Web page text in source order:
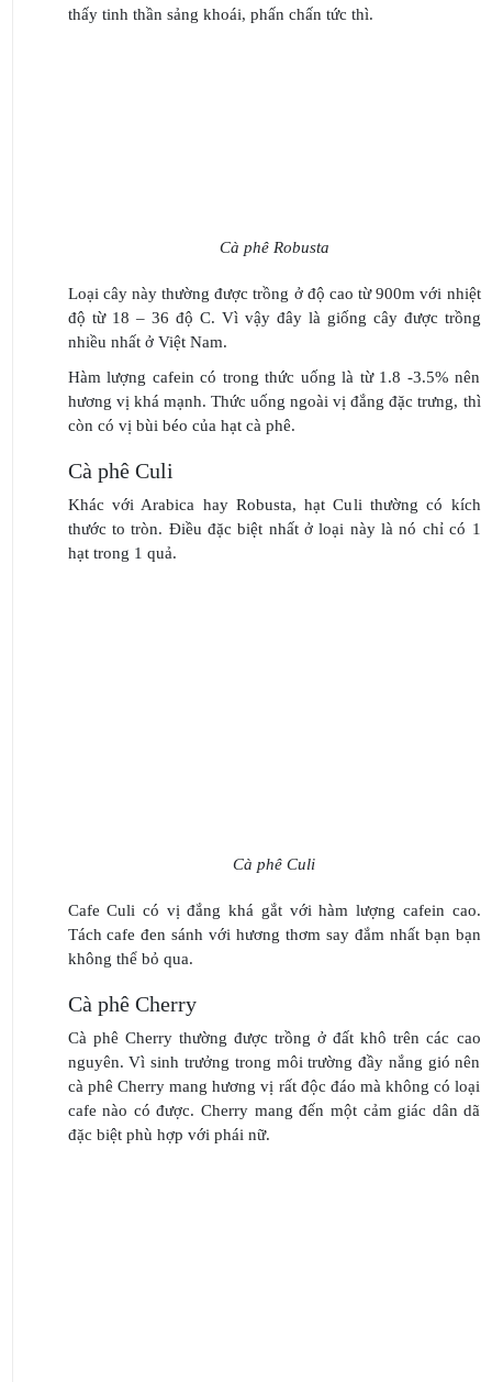
thấy tinh thần sảng khoái, phấn chấn tức thì.
Cà phê Robusta
Loại cây này thường được trồng ở độ cao từ 900m với nhiệt
độ từ 18 – 36 độ C. Vì vậy đây là giống cây được trồng
nhiều nhất ở Việt Nam.
Hàm lượng cafein có trong thức uống là từ 1.8 -3.5% nên
hương vị khá mạnh. Thức uống ngoài vị đắng đặc trưng, thì
còn có vị bùi béo của hạt cà phê.
Cà phê Culi
Khác với Arabica hay Robusta, hạt Culi thường có kích
thước to tròn. Điều đặc biệt nhất ở loại này là nó chỉ có 1
hạt trong 1 quả.
Cà phê Culi
Cafe Culi có vị đắng khá gắt với hàm lượng cafein cao.
Tách cafe đen sánh với hương thơm say đắm nhất bạn bạn
không thể bỏ qua.
Cà phê Cherry
Cà phê Cherry thường được trồng ở đất khô trên các cao
nguyên. Vì sinh trưởng trong môi trường đầy nắng gió nên
cà phê Cherry mang hương vị rất độc đáo mà không có loại
cafe nào có được. Cherry mang đến một cảm giác dân dã
đặc biệt phù hợp với phái nữ.